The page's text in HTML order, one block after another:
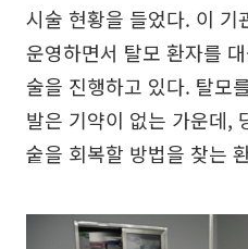
시술 현황을 들었다. 이 기
운영하면서 탈모 환자를
술을 진행하고 있다. 탈모
발은 기약이 없는 가운데,
숱을 회복할 방법을 찾는